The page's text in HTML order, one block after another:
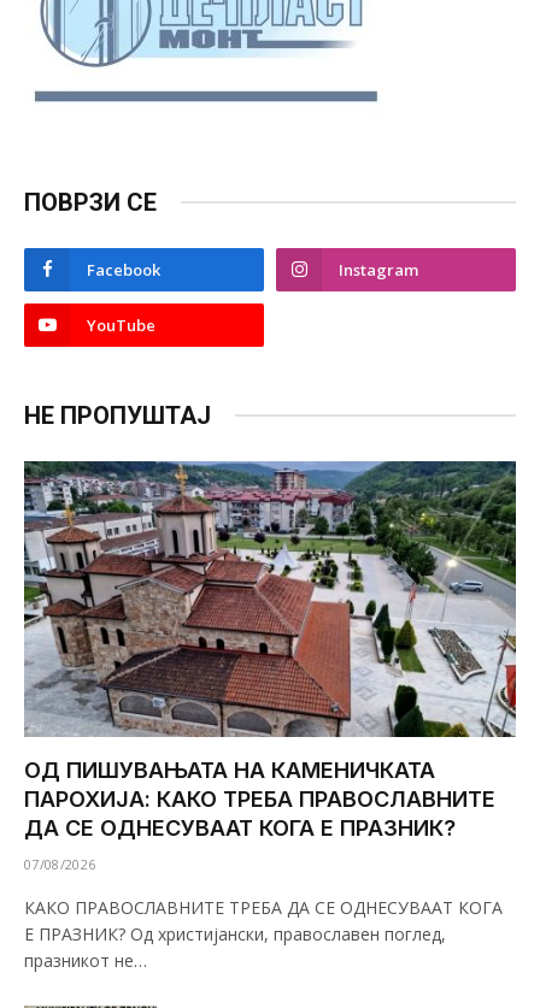
ПОВРЗИ СЕ
Facebook Instagram
YouTube
НЕ ПРОПУШТАЈ
ОД ПИШУВАЊАТА НА КАМЕНИЧКАТА
ПАРОХИЈА: КАКО ТРЕБА ПРАВОСЛАВНИТЕ
ДА СЕ ОДНЕСУВААТ КОГА Е ПРАЗНИК?
07/08/2026
КАКО ПРАВОСЛАВНИТЕ ТРЕБА ДА СЕ ОДНЕСУВААТ КОГА
Е ПРАЗНИК? Од христијански, православен поглед,
празникот не…